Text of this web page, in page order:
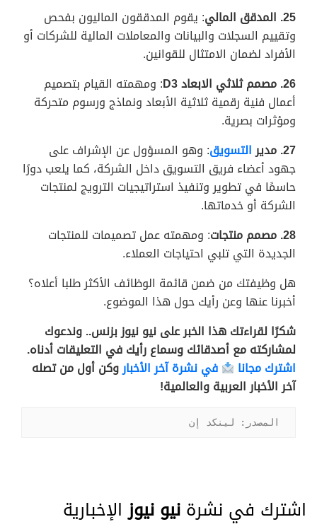
25. المدقق المالي
: يقوم المدققون الماليون بفحص
وتقييم السجلات والبيانات والمعاملات المالية للشركات أو
الأفراد لضمان الامتثال للقوانين.
26. مصمم ثلاثي الابعاد
D3 : ومهمته القيام بتصميم
أعمال فنية رقمية ثلاثية الأبعاد ونماذج ورسوم متحركة
ومؤثرات بصرية.
27. مدير
التسويق: وهو المسؤول عن الإشراف على
جهود أعضاء فريق التسويق داخل الشركة، كما يلعب دورًا
حاسمًا في تطوير وتنفيذ استراتيجيات الترويج لمنتجات
الشركة أو خدماتها.
28. مصمم منتجات
: ومهمته عمل تصميمات للمنتجات
الجديدة التي تلبي احتياجات العملاء.
هل وظيفتك من ضمن قائمة الوظائف الأكثر طلبا أعلاه؟
أخبرنا عنها وعن رأيك حول هذا الموضوع.
شكرًا لقراءتك هذا الخبر على نيو نيوز بزنس.. وندعوك
لمشاركته مع أصدقائك وسماع رأيك في التعليقات أدناه.
اشترك مجانا
في نشرة آخر الأخباروكن أول من تصله
آخر الأخبار العربية والعالمية!
المصدر: لينكد إن
اشترك في نشرةنيو نيوزالإخبارية